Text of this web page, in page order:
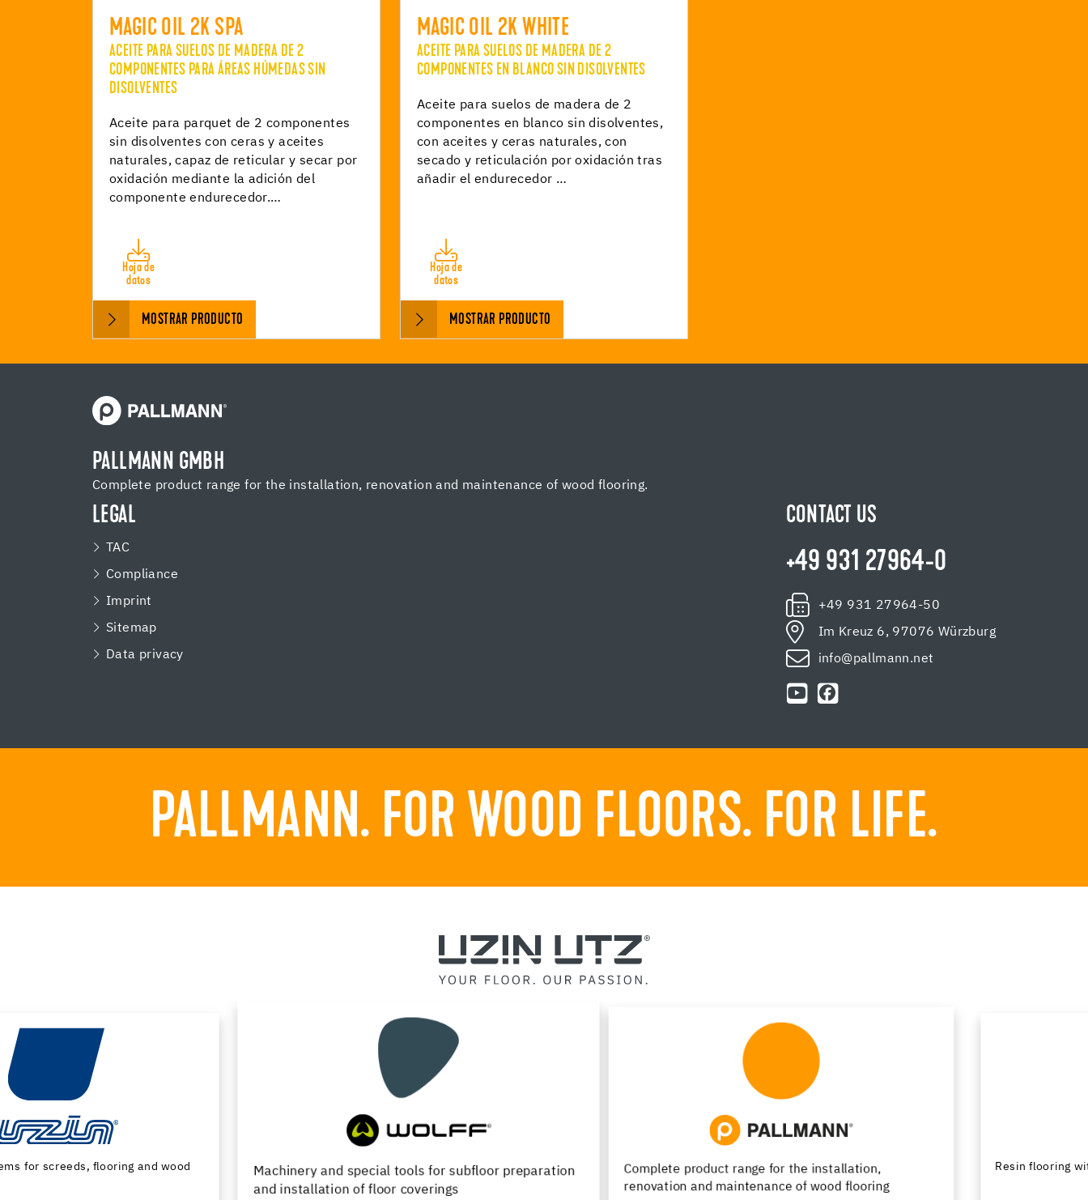
MAGIC OIL 2K SPA
ACEITE PARA SUELOS DE MADERA DE 2
COMPONENTES PARA ÁREAS HÚMEDAS SIN
DISOLVENTES
Aceite para parquet de 2 componentes
sin disolventes con ceras y aceites
naturales, capaz de reticular y secar por
oxidación mediante la adición del
componente endurecedor.…
Hoja de
datos
MOSTRAR PRODUCTO
MAGIC OIL 2K WHITE
ACEITE PARA SUELOS DE MADERA DE 2
COMPONENTES EN BLANCO SIN DISOLVENTES
Aceite para suelos de madera de 2
componentes en blanco sin disolventes,
con aceites y ceras naturales, con
secado y reticulación por oxidación tras
añadir el endurecedor …
Hoja de
datos
MOSTRAR PRODUCTO
PALLMANN GMBH
Complete product range for the installation, renovation and maintenance of wood flooring.
LEGAL
TAC
Compliance
Imprint
Sitemap
Data privacy
CONTACT US
+49 931 27964-0
+49 931 27964-50
Im Kreuz 6, 97076 Würzburg
info@pallmann.net
PALLMANN. FOR WOOD FLOORS. FOR LIFE.
Machinery and special tools for subfloor preparation
Complete product range for the installation,
renovation and maintenance of wood flooring
Resin flooring with passion for design